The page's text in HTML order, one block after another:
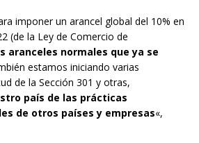
imponer un arancel global del 10% en
(de la Ley de Comercio de
aranceles normales que ya se
estamos iniciando varias
de la Sección 301 y otras,
país de las prácticas
de otros países y empresas«,